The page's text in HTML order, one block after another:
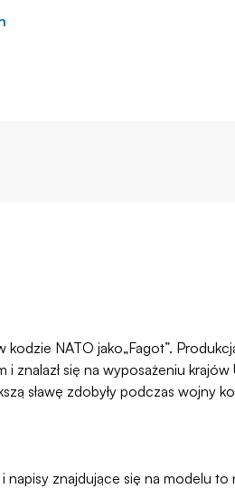
NATO jako„Fagot”.
się na wyposażeniu krajów
sławę zdobyły podczas wojny
napisy znajdujące się na modelu to